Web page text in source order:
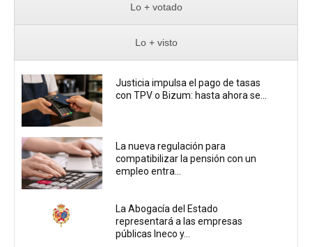
Lo + votado
Lo + visto
Justicia impulsa el pago de tasas
con TPV o Bizum: hasta ahora se...
La nueva regulación para
compatibilizar la pensión con un
empleo entra...
La Abogacía del Estado
representará a las empresas
públicas Ineco y...